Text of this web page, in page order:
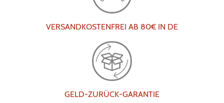
VERSANDKOSTENFREI AB 80€ IN DE
GELD-ZURÜCK-GARANTIE